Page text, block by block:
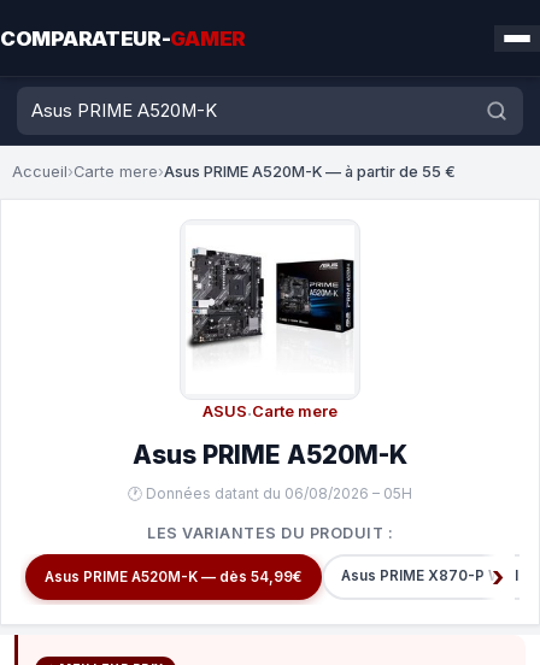
COMPARATEUR-GAMER
Accueil›Carte mere›Asus PRIME A520M-K — à partir de 55 €
ASUS·Carte mere
Asus PRIME A520M-K
🕐 Données datant du 06/08/2026 – 05H
LES VARIANTES DU PRODUIT :
Asus PRIME A520M-K — dès 54,99€ Asus PRIME X870-P WIFI